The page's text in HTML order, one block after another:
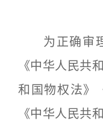
为正确审理
《中华人民共
和国物权法》
《中华人民共